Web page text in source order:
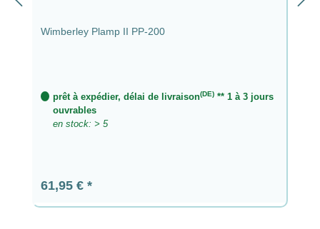
Wimberley Plamp II PP-200
prêt à expédier, délai de livraison(DE)** 1 à 3 jours
ouvrables
en stock: > 5
Prix régulier :
61,95 €